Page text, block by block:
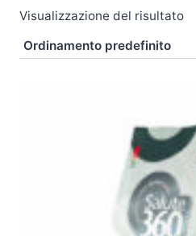
Visualizzazione del risultato